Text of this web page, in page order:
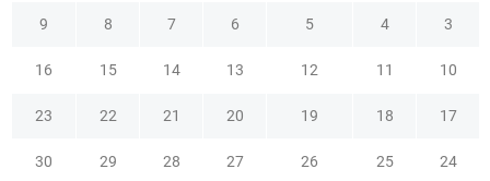
3
4
5
6
7
8
9
10
11
12
13
14
15
16
17
18
19
20
21
22
23
24
25
26
27
28
29
30